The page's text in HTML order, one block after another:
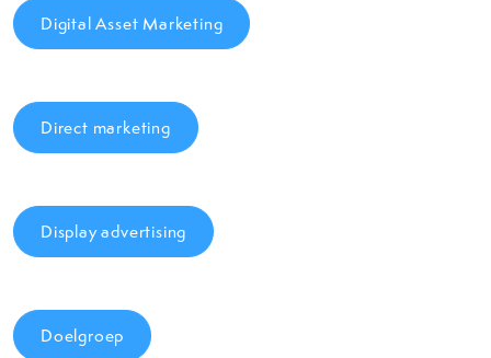
Digital Asset Marketing
Direct marketing
Display advertising
Doelgroep